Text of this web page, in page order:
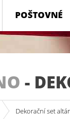
POŠTOVNÉ
-
Dekorační set